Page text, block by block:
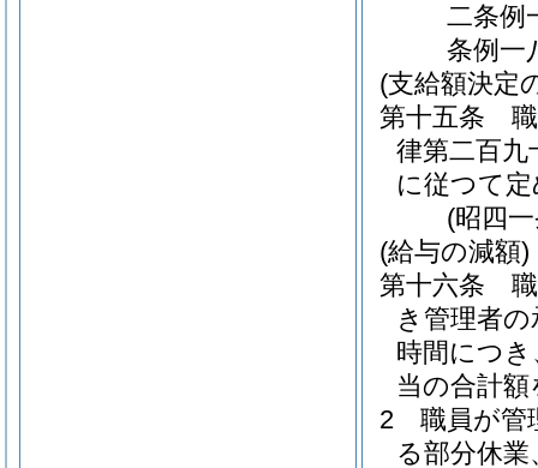
二条例
条例一
(支給額決定
第十五条
律第二百九
に従つて
(昭四
(給与の減額)
第十六条
き管理者
時間につ
当の合計
2
職員が管
る部分休